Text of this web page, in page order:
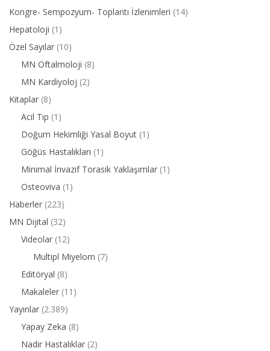
Kongre- Sempozyum- Toplantı İzlenimleri (14)
Hepatoloji (1)
Özel Sayılar (10)
MN Oftalmoloji (8)
MN Kardiyoloj (2)
Kitaplar (8)
Acil Tıp (1)
Doğum Hekimliği Yasal Boyut (1)
Göğüs Hastalıkları (1)
Minimal İnvazif Torasik Yaklaşımlar (1)
Osteoviva (1)
Haberler (223)
MN Dijital (32)
Videolar (12)
Multipl Miyelom (7)
Editöryal (8)
Makaleler (11)
Yayınlar (2.389)
Yapay Zeka (8)
Nadir Hastalıklar (2)